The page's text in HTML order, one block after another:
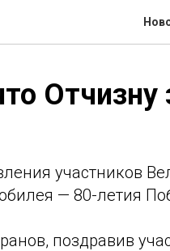
участников
— 80-летия
поздравив